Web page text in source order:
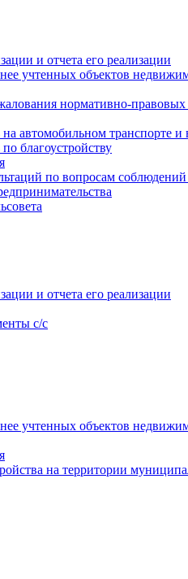
и отчета его реализации
учтенных объектов
нормативно-
автомобильном транспорте и
благоустройству
по вопросам соблюдений
и отчета его реализации
с/с
учтенных объектов
на территории